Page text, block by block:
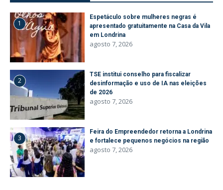
1
Espetáculo sobre mulheres negras é
apresentado gratuitamente na Casa da Vila
em Londrina
agosto 7, 2026
2
TSE institui conselho para fiscalizar
desinformação e uso de IA nas eleições
de 2026
agosto 7, 2026
3
Feira do Empreendedor retorna a Londrina
e fortalece pequenos negócios na região
agosto 7, 2026